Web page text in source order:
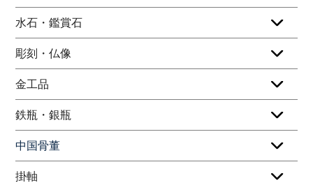
水石・鑑賞石
彫刻・仏像
金工品
鉄瓶・銀瓶
中国骨董
掛軸